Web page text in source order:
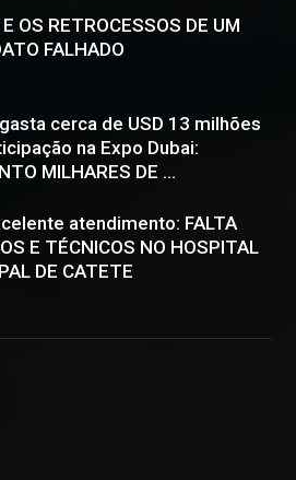
OS RETROCESSOS DE UM
FALHADO
cerca de USD 13 milhões
na Expo Dubai:
MILHARES DE ...
atendimento: FALTA
E TÉCNICOS NO HOSPITAL
DE CATETE